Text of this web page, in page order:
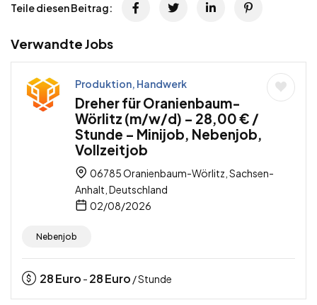
Teile diesen Beitrag:
Verwandte Jobs
Produktion, Handwerk
Dreher für Oranienbaum-
Wörlitz (m/w/d) – 28,00 € /
Stunde – Minijob, Nebenjob,
Vollzeitjob
06785 Oranienbaum-Wörlitz, Sachsen-
Anhalt, Deutschland
02/08/2026
Nebenjob
28Euro - 28Euro / Stunde